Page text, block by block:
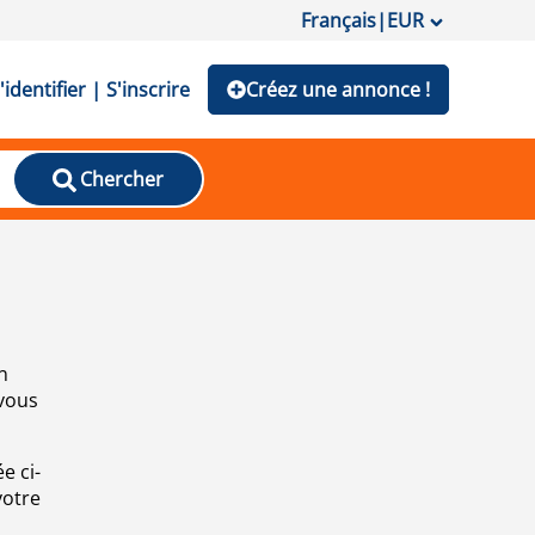
Français|EUR
| S'inscrire Créez une annonce !
Chercher
ci-